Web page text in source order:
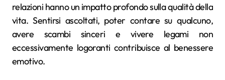
relazioni hanno un impatto profondo sulla qualità della
vita. Sentirsi ascoltati, poter contare su qualcuno,
avere scambi sinceri e vivere legami non
eccessivamente logoranti contribuisce al benessere
emotivo.